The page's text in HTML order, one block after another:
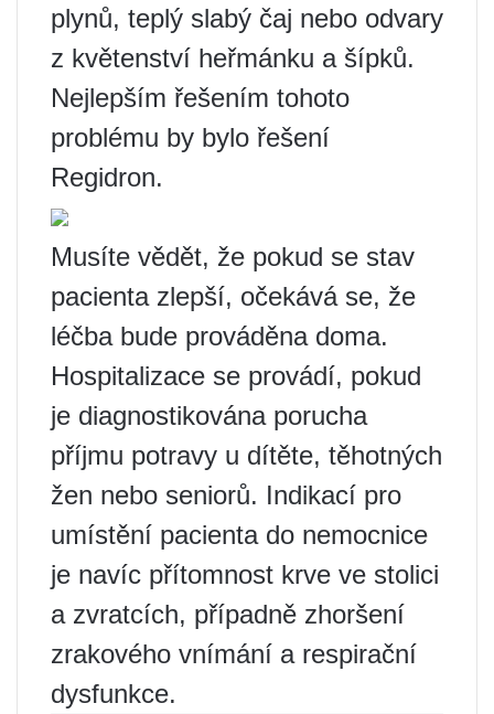
plynů, teplý slabý čaj nebo odvary
z květenství heřmánku a šípků.
Nejlepším řešením tohoto
problému by bylo řešení
Regidron.
Musíte vědět, že pokud se stav
pacienta zlepší, očekává se, že
léčba bude prováděna doma.
Hospitalizace se provádí, pokud
je diagnostikována porucha
příjmu potravy u dítěte, těhotných
žen nebo seniorů. Indikací pro
umístění pacienta do nemocnice
je navíc přítomnost krve ve stolici
a zvratcích, případně zhoršení
zrakového vnímání a respirační
dysfunkce.